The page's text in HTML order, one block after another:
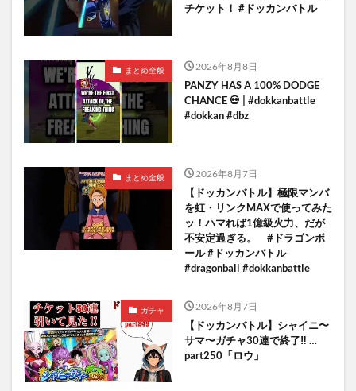
チケット！ #ドッカンバトル
まとめ全般 2026年8月8日
PANZY HAS A 100% DODGE
CHANCE 💀 | #dokkanbattle
#dokkan #dbz
まとめ全般 2026年8月7日
【ドッカンバトル】極限マンバ
を虹・リンクMAXで使ってみた
ッ！ハマれば1億級火力、だが
不安定過ぎる。 #ドラゴンボ
ール #ドッカンバトル
#dragonball #dokkanbattle
ガチャ 2026年8月7日
【ドッカンバトル】シャイニ〜
サマ〜ガチャ30連で終了‼︎ …
part250「ロウ」